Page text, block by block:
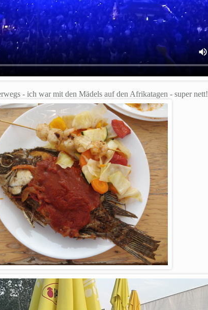
- ich war mit den Mädels auf den Afrikatagen - super nett!